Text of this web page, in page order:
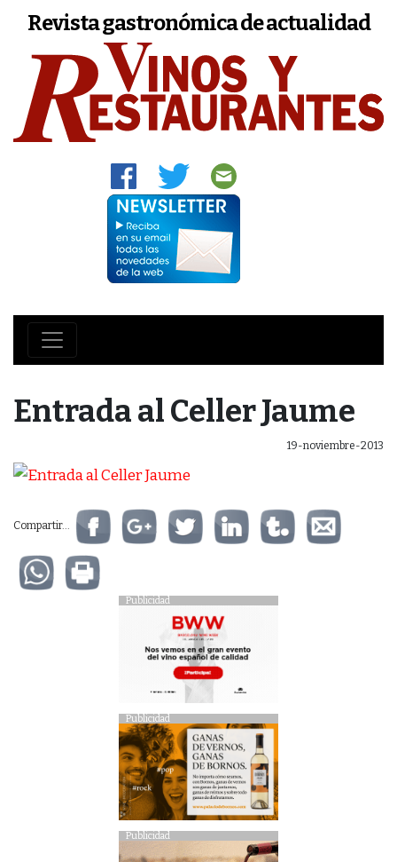
Revista gastronómica de actualidad
Entrada al Celler Jaume
19-noviembre-2013
Compartir...
Publicidad
Publicidad
Publicidad